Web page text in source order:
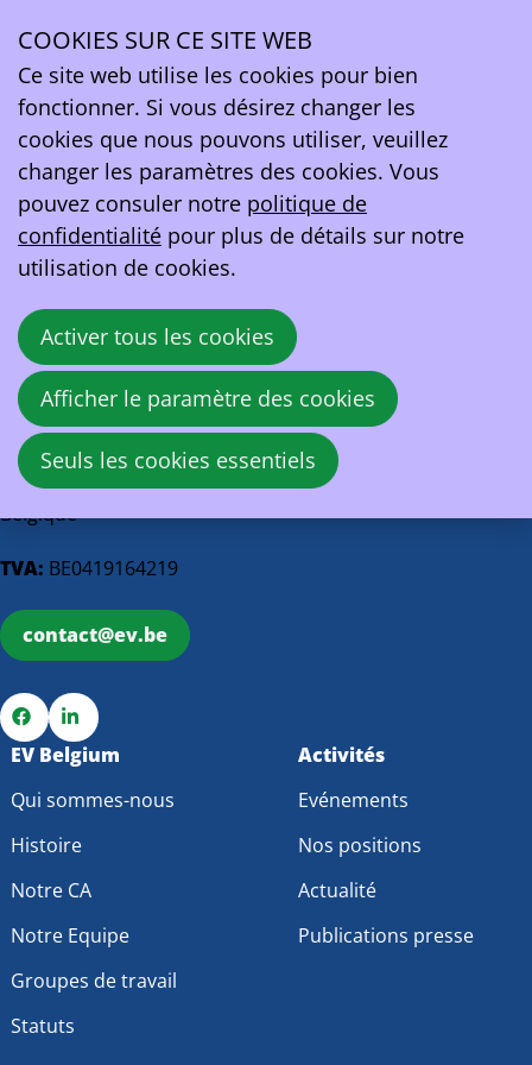
La Belgique ouvre la voie à la conduite électrique
11 juin 2024 à 16:00
Brand Studio
Source: Knack
Partager
cette
publication!
Facebook
X LinkedInEmail
Retour à la vue d'ensemble
EV Belgium asbl
Rue de la Loi 81A
1040 Bruxelles
Belgique
TVA: BE0419164219
contact@ev.be
Go
Facebook
Go
LinkedIn
EV Belgium
Qui sommes-nous
Histoire
Notre CA
Notre Equipe
Groupes de travail
Statuts
Activités
Evénements
Nos positions
Actualité
Publications presse
COOKIES SUR CE SITE WEB
Ce site web utilise les cookies pour bien
fonctionner. Si vous désirez changer les
cookies que nous pouvons utiliser, veuillez
changer les paramètres des cookies. Vous
pouvez consuler notre politique de
confidentialité pour plus de détails sur notre
utilisation de cookies.
Activer tous les cookies
Afficher le paramètre des cookies
Seuls les cookies essentiels